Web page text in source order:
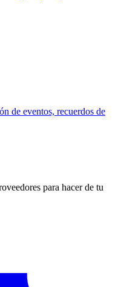
de eventos, recuerdos de
para hacer de tu